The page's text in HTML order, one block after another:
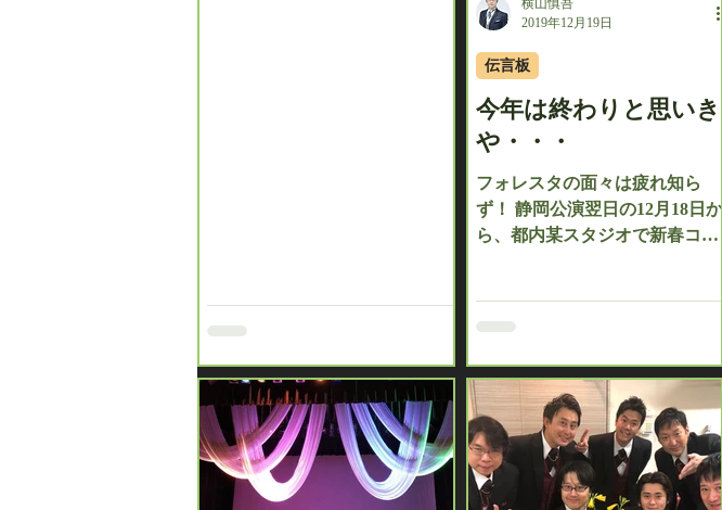
今年は終わりと思いき
や・・・
フォレスタの面々は疲れ知ら
ず！ 静岡公演翌日の12月18日か
ら、都内某スタジオで新春コン
ト in 西宮についての詳細...
伝言板
横山慎吾
2019年12月19日